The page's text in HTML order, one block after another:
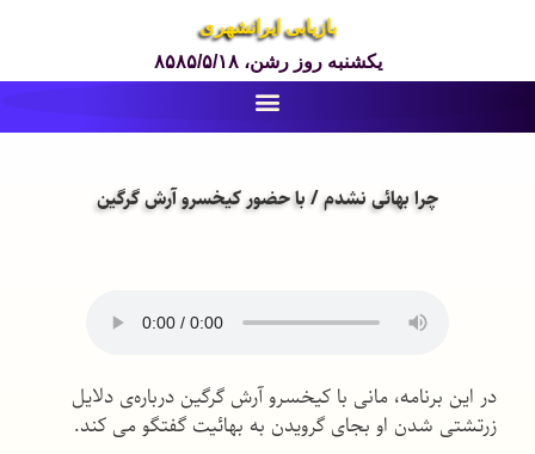
بازیابی ایرانشهری
یکشنبه روز رشن، ۸۵۸۵/۵/۱۸
چرا بهائی نشدم / با حضور کیخسرو آرش گرگین
در این برنامه، مانی با کیخسرو آرش گرگین درباره‌ی دلایل
زرتشتی شدن او بجای گرویدن به بهائیت گفتگو می کند.